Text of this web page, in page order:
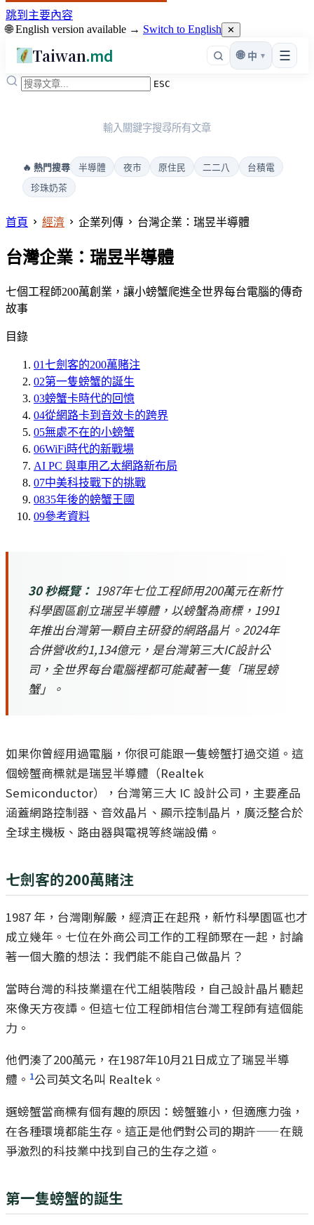
跳到主要內容
🌐 English version available → Switch to English ✕
Taiwan.md ☰
🌐 中 ▾
ESC
輸入關鍵字搜尋所有文章
🔥 熱門搜尋 半導體 夜市 原住民 二二八
台積電
珍珠奶茶
首頁 經濟 企業列傳 台灣企業：瑞昱半導體
台灣企業：瑞昱半導體
七個工程師200萬創業，讓小螃蟹爬進全世界每台電腦的傳奇
故事
目錄
01七劍客的200萬賭注
02第一隻螃蟹的誕生
03螃蟹卡時代的回憶
04從網路卡到音效卡的跨界
05無處不在的小螃蟹
06WiFi時代的新戰場
AI PC 與車用乙太網路新布局
07中美科技戰下的挑戰
0835年後的螃蟹王國
09參考資料
30 秒概覽： 1987年七位工程師用200萬元在新竹
科學園區創立瑞昱半導體，以螃蟹為商標，1991
年推出台灣第一顆自主研發的網路晶片。2024年
合併營收約1,134億元，是台灣第三大IC設計公
司，全世界每台電腦裡都可能藏著一隻「瑞昱螃
蟹」。
如果你曾經用過電腦，你很可能跟一隻螃蟹打過交道。這
個螃蟹商標就是瑞昱半導體（Realtek
Semiconductor），台灣第三大 IC 設計公司，主要產品
涵蓋網路控制器、音效晶片、顯示控制晶片，廣泛整合於
全球主機板、路由器與電視等終端設備。
七劍客的200萬賭注
1987 年，台灣剛解嚴，經濟正在起飛，新竹科學園區也才
成立幾年。七位在外商公司工作的工程師聚在一起，討論
著一個大膽的想法：我們能不能自己做晶片？
當時台灣的科技業還在代工組裝階段，自己設計晶片聽起
來像天方夜譚。但這七位工程師相信台灣工程師有這個能
力。
他們湊了200萬元，在1987年10月21日成立了瑞昱半導
體。 1公司英文名叫 Realtek。
選螃蟹當商標有個有趣的原因：螃蟹雖小，但適應力強，
在各種環境都能生存。這正是他們對公司的期許——在競
爭激烈的科技業中找到自己的生存之道。
第一隻螃蟹的誕生